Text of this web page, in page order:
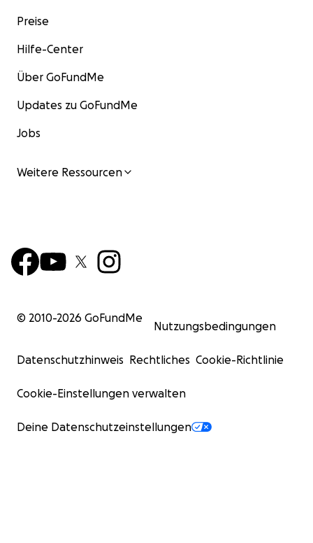
Preise
Hilfe-Center
Über GoFundMe
Updates zu GoFundMe
Jobs
Weitere Ressourcen
© 2010-2026 GoFundMe
Nutzungsbedingungen
Datenschutzhinweis Rechtliches Cookie-Richtlinie
Cookie-Einstellungen verwalten
Deine Datenschutzeinstellungen